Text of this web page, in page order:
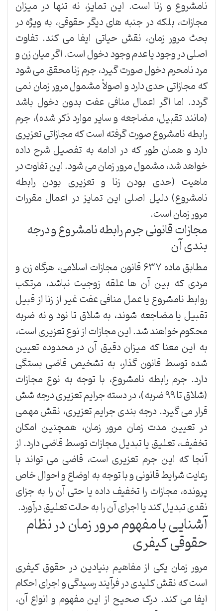
نامشروع و زنا است. این تمایز، نه تنها در میزان
مجازات، بلکه در جنبه های دیگر حقوقی، به ویژه در
بحث مرور زمان، نقش حیاتی ایفا می کند. تفاوت
اصلی در وجود یا عدم وجود دخول است. اگر میان زن و
مرد نامحرم دخول صورت گیرد، جرم زنا محقق می شود
که مجازاتی حدی دارد و اصولاً مشمول مرور زمان نمی
گردد. اما اگر اعمال منافی عفت بدون دخول باشد
(مانند تقبیل، مضاجعه و سایر موارد ذکر شده)، جرم
رابطه نامشروع صورت گرفته است که مجازاتی تعزیری
دارد و همان طور که در ادامه به تفصیل شرح داده
خواهد شد، مشمول مرور زمان می شود. این تفاوت در
ماهیت (حدی بودن زنا و تعزیری بودن رابطه
نامشروع) دلیل اصلی این تمایز در اعمال مقررات
مرور زمان است.
مجازات قانونی جرم رابطه نامشروع و درجه
بندی آن
مطابق ماده ۶۳۷ قانون مجازات اسلامی، هرگاه زن و
مردی که بین آن ها علقه زوجیت نباشد، مرتکب
روابط نامشروع یا عمل منافی عفت غیر از زنا از قبیل
تقبیل یا مضاجعه شوند، به شلاق تا نود و نه ضربه
محکوم خواهند شد. این مجازات از نوع تعزیری است،
به این معنا که میزان دقیق آن در محدوده تعیین
شده توسط قانون گذار، به تشخیص قاضی بستگی
دارد. جرم رابطه نامشروع، با توجه به نوع مجازات
(شلاق تا ۹۹ ضربه)، در دسته جرایم تعزیری درجه شش
قرار می گیرد. درجه بندی جرایم تعزیری، نقش مهمی
در تعیین مدت زمان مرور زمان، همچنین امکان
تخفیف، تعلیق یا تبدیل مجازات توسط قاضی دارد. از
آنجا که این جرم تعزیری است، قاضی می تواند با
رعایت شرایط قانونی و با توجه به اوضاع و احوال خاص
پرونده، مجازات را تخفیف داده یا حتی آن را به جزای
نقدی تبدیل کند یا اجرای آن را به حالت تعلیق درآورد.
آشنایی با مفهوم مرور زمان در نظام
حقوقی کیفری
مرور زمان یکی از مفاهیم بنیادین در حقوق کیفری
است که نقش کلیدی در فرآیند رسیدگی و اجرای احکام
ایفا می کند. درک صحیح از این مفهوم و انواع آن،